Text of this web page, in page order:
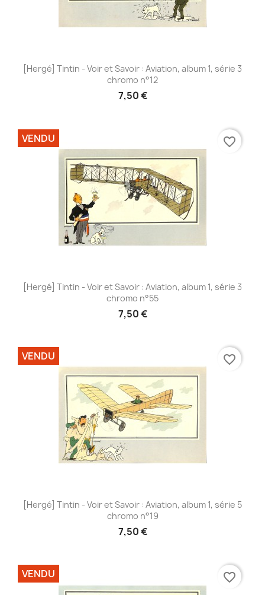
[Hergé] Tintin - Voir et Savoir : Aviation, album 1, série 3
chromo n°12
7,50 €
[Hergé] Tintin - Voir et Savoir : Aviation, album 1, série 3
chromo n°55
7,50 €
VENDU favorite_border
[Hergé] Tintin - Voir et Savoir : Aviation, album 1, série 5
chromo n°19
7,50 €
VENDU favorite_border
VENDU favorite_border